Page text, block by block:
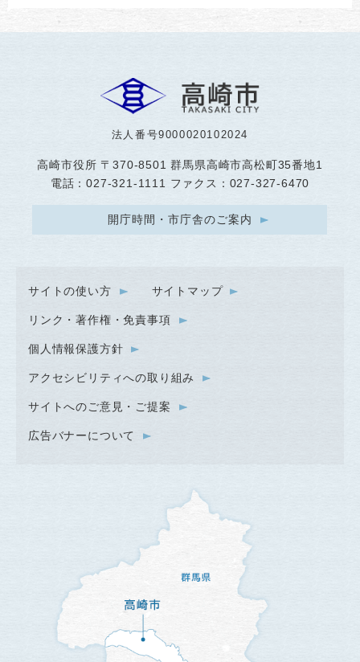
法人番号9000020102024
高崎市役所 〒370-8501 群馬県高崎市高松町35番地1
電話：027-321-1111 ファクス：027-327-6470
開庁時間・市庁舎のご案内
サイトの使い方 サイトマップ
リンク・著作権・免責事項
個人情報保護方針
アクセシビリティへの取り組み
サイトへのご意見・ご提案
広告バナーについて